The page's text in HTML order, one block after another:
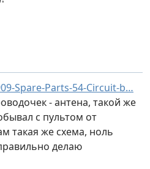
Spare-Parts-54-Circuit-b…
- антена, такой же
с пультом от
такая же схема, ноль
делаю